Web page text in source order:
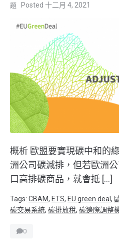
題
十二月 4, 2021
概析 歐盟要實現碳中和的
洲公司碳減排，但若歐洲
口高排碳商品，就會抵 […]
Tags: CBAM, ETS, EU green deal ,
碳交易系統, 碳排放稅, 碳邊際調整
0